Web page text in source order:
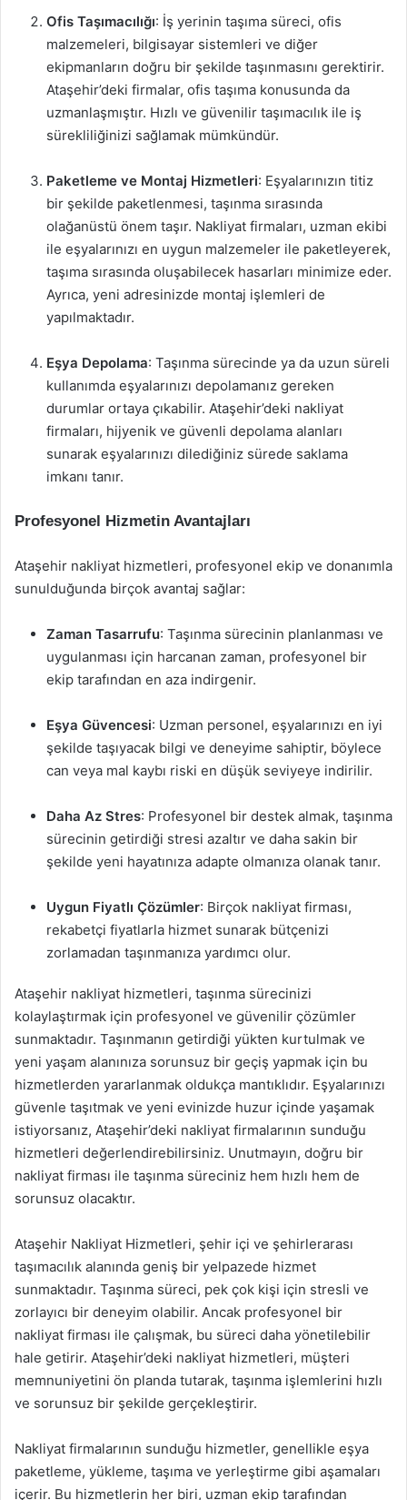
Ofis Taşımacılığı: İş yerinin taşıma süreci, ofis
malzemeleri, bilgisayar sistemleri ve diğer
ekipmanların doğru bir şekilde taşınmasını gerektirir.
Ataşehir’deki firmalar, ofis taşıma konusunda da
uzmanlaşmıştır. Hızlı ve güvenilir taşımacılık ile iş
sürekliliğinizi sağlamak mümkündür.
Paketleme ve Montaj Hizmetleri: Eşyalarınızın titiz
bir şekilde paketlenmesi, taşınma sırasında
olağanüstü önem taşır. Nakliyat firmaları, uzman ekibi
ile eşyalarınızı en uygun malzemeler ile paketleyerek,
taşıma sırasında oluşabilecek hasarları minimize eder.
Ayrıca, yeni adresinizde montaj işlemleri de
yapılmaktadır.
Eşya Depolama: Taşınma sürecinde ya da uzun süreli
kullanımda eşyalarınızı depolamanız gereken
durumlar ortaya çıkabilir. Ataşehir’deki nakliyat
firmaları, hijyenik ve güvenli depolama alanları
sunarak eşyalarınızı dilediğiniz sürede saklama
imkanı tanır.
Profesyonel Hizmetin Avantajları
Ataşehir nakliyat hizmetleri, profesyonel ekip ve donanımla
sunulduğunda birçok avantaj sağlar:
Zaman Tasarrufu: Taşınma sürecinin planlanması ve
uygulanması için harcanan zaman, profesyonel bir
ekip tarafından en aza indirgenir.
Eşya Güvencesi: Uzman personel, eşyalarınızı en iyi
şekilde taşıyacak bilgi ve deneyime sahiptir, böylece
can veya mal kaybı riski en düşük seviyeye indirilir.
Daha Az Stres: Profesyonel bir destek almak, taşınma
sürecinin getirdiği stresi azaltır ve daha sakin bir
şekilde yeni hayatınıza adapte olmanıza olanak tanır.
Uygun Fiyatlı Çözümler: Birçok nakliyat firması,
rekabetçi fiyatlarla hizmet sunarak bütçenizi
zorlamadan taşınmanıza yardımcı olur.
Ataşehir nakliyat hizmetleri, taşınma sürecinizi
kolaylaştırmak için profesyonel ve güvenilir çözümler
sunmaktadır. Taşınmanın getirdiği yükten kurtulmak ve
yeni yaşam alanınıza sorunsuz bir geçiş yapmak için bu
hizmetlerden yararlanmak oldukça mantıklıdır. Eşyalarınızı
güvenle taşıtmak ve yeni evinizde huzur içinde yaşamak
istiyorsanız, Ataşehir’deki nakliyat firmalarının sunduğu
hizmetleri değerlendirebilirsiniz. Unutmayın, doğru bir
nakliyat firması ile taşınma süreciniz hem hızlı hem de
sorunsuz olacaktır.
Ataşehir Nakliyat Hizmetleri, şehir içi ve şehirlerarası
taşımacılık alanında geniş bir yelpazede hizmet
sunmaktadır. Taşınma süreci, pek çok kişi için stresli ve
zorlayıcı bir deneyim olabilir. Ancak profesyonel bir
nakliyat firması ile çalışmak, bu süreci daha yönetilebilir
hale getirir. Ataşehir’deki nakliyat hizmetleri, müşteri
memnuniyetini ön planda tutarak, taşınma işlemlerini hızlı
ve sorunsuz bir şekilde gerçekleştirir.
Nakliyat firmalarının sunduğu hizmetler, genellikle eşya
paketleme, yükleme, taşıma ve yerleştirme gibi aşamaları
içerir. Bu hizmetlerin her biri, uzman ekip tarafından